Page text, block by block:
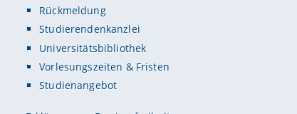
Rückmeldung
Studierendenkanzlei
Universitätsbibliothek
Vorlesungszeiten & Fristen
Studienangebot